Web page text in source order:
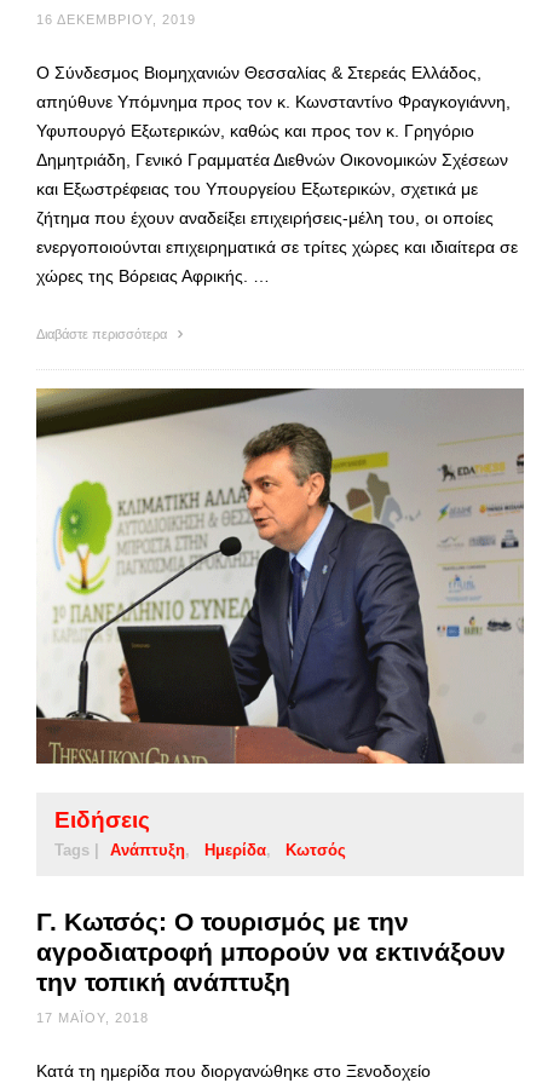
16 ΔΕΚΕΜΒΡΊΟΥ, 2019
Ο Σύνδεσμος Βιομηχανιών Θεσσαλίας & Στερεάς Ελλάδος,
απηύθυνε Υπόμνημα προς τον κ. Κωνσταντίνο Φραγκογιάννη,
Υφυπουργό Εξωτερικών, καθώς και προς τον κ. Γρηγόριο
Δημητριάδη, Γενικό Γραμματέα Διεθνών Οικονομικών Σχέσεων
και Εξωστρέφειας του Υπουργείου Εξωτερικών, σχετικά με
ζήτημα που έχουν αναδείξει επιχειρήσεις-μέλη του, οι οποίες
ενεργοποιούνται επιχειρηματικά σε τρίτες χώρες και ιδιαίτερα σε
χώρες της Βόρειας Αφρικής. …
Διαβάστε περισσότερα
Ειδήσεις
Tags | Ανάπτυξη Ημερίδα Κωτσός
Γ. Κωτσός: Ο τουρισμός με την
αγροδιατροφή μπορούν να εκτινάξουν
την τοπική ανάπτυξη
17 ΜΑΪ́ΟΥ, 2018
Κατά τη ημερίδα που διοργανώθηκε στο Ξενοδοχείο